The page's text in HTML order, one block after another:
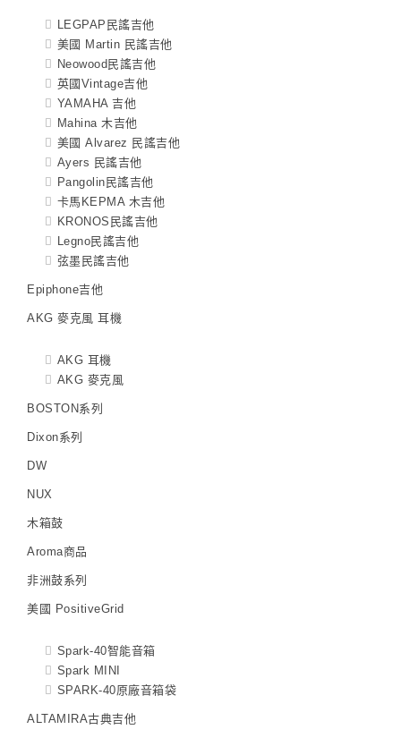
LEGPAP民謠吉他
美國 Martin 民謠吉他
Neowood民謠吉他
英國Vintage吉他
YAMAHA 吉他
Mahina 木吉他
美國 Alvarez 民謠吉他
Ayers 民謠吉他
Pangolin民謠吉他
卡馬KEPMA 木吉他
KRONOS民謠吉他
Legno民謠吉他
弦墨民謠吉他
Epiphone吉他
AKG 麥克風 耳機
AKG 耳機
AKG 麥克風
BOSTON系列
Dixon系列
DW
NUX
木箱鼓
Aroma商品
非洲鼓系列
美國 PositiveGrid
Spark-40智能音箱
Spark MINI
SPARK-40原廠音箱袋
ALTAMIRA古典吉他